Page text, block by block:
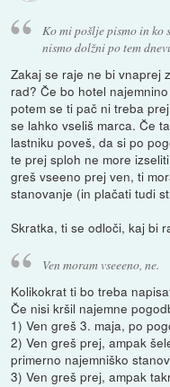
Ko mi pošlje pismo in ko
nismo dolžni po tem
Zakaj se raje ne bi vnaprej
rad? Če bo hotel
potem se ti pač ni treba
se lahko vseliš marca. Če
lastniku poveš, da si po
te prej sploh ne more
greš vseeno prej ven, ti
stanovanje (in plačati tudi
Skratka, ti se odloči, kaj bi
Ven moram vseeeno, ne.
Kolikokrat ti bo treba
Če nisi kršil najemne
1) Ven greš 3. maja, po
2) Ven greš prej, ampak
primerno najemniško
3) Ven greš prej, ampak